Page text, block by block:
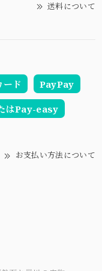
送料について
ード PayPay
はPay-easy
お支払い方法について